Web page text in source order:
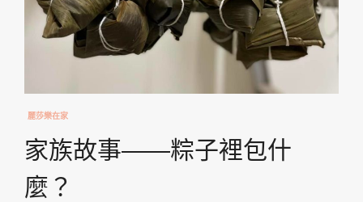
麗莎樂在家
家族故事——粽子裡包什
麼？